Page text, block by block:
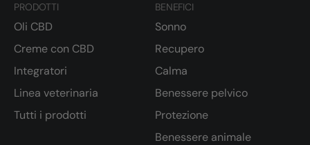
PRODOTTI
Oli CBD
Creme con CBD
Integratori
Linea veterinaria
Tutti i prodotti
BENEFICI
Sonno
Recupero
Calma
Benessere pelvico
Protezione
Benessere animale